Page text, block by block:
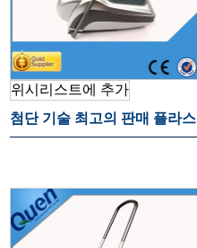
위시리스트에 추가
첨단 기술 최고의 판매 플라스